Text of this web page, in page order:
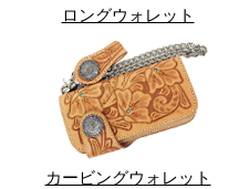
ロングウォレット
カービングウォレット